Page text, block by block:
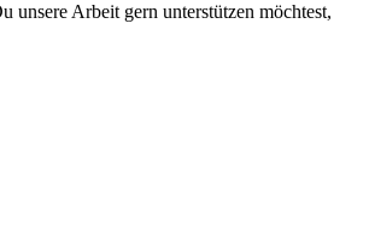
unsere Arbeit gern unterstützen möchtest,